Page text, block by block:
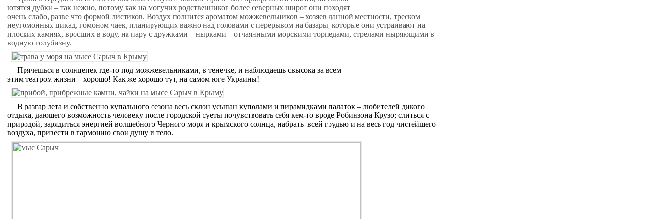
ютятся дубки – так нежно, потому как на могучих родственников более северных широт они походят
очень слабо, разве что формой листиков. Воздух полнится ароматом можжевельников – хозяев данной местности, треском
неугомонных цикад, гомоном чаек, планирующих важно над головами с перерывом на базары, которые они устраивают на
плоских камнях, вросших в воду, на пару с дружками – нырками – отчаянными морскими торпедами, стрелами ныряющими в
водную голубизну.
Прячешься в солнцепек где-то под можжевельниками, в тенечке, и наблюдаешь свысока за всем
этим театром жизни – хорошо! Как же хорошо тут, на самом юге Украины!
В разгар лета и собственно купального сезона весь склон усыпан куполами и пирамидками палаток – любителей дикого
отдыха, дающего возможность человеку после городской суеты почувствовать себя кем-то вроде Робинзона Крузо; слиться с
природой, зарядиться энергией волшебного Черного моря и крымского солнца, набрать всей грудью и на весь год чистейшего
воздуха, привести в гармонию свои душу и тело.